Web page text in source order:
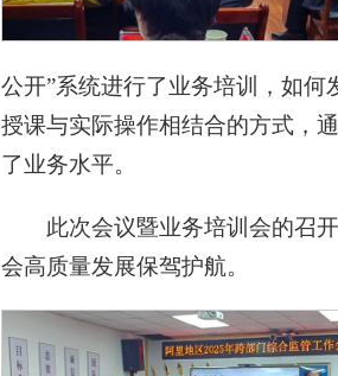
公开”系统进行了业务培训，如
授课与实际操作相结合的方式，
了业务水平。
此次会议暨业务培训会的召
会高质量发展保驾护航。